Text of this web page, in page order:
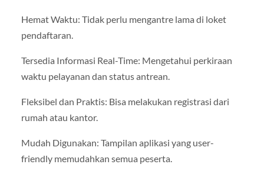
Hemat Waktu: Tidak perlu mengantre lama di loket
pendaftaran.
Tersedia Informasi Real-Time: Mengetahui perkiraan
waktu pelayanan dan status antrean.
Fleksibel dan Praktis: Bisa melakukan registrasi dari
rumah atau kantor.
Mudah Digunakan: Tampilan aplikasi yang user-
friendly memudahkan semua peserta.